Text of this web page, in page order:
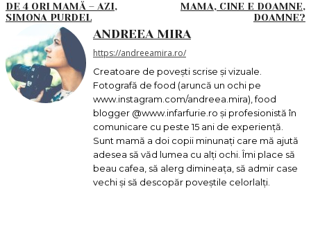
DE 4 ORI MAMĂ – AZI,
SIMONA PURDEL
MAMA, CINE E DOAMNE,
DOAMNE?
ANDREEA MIRA
https://andreeamira.ro/
Creatoare de povești scrise și vizuale.
Fotografă de food (aruncă un ochi pe
www.instagram.com/andreea.mira), food
blogger @www.infarfurie.ro și profesionistă în
comunicare cu peste 15 ani de experiență.
Sunt mamă a doi copii minunați care mă ajută
adesea să văd lumea cu alți ochi. Îmi place să
beau cafea, să alerg dimineața, să admir case
vechi și să descopăr poveștile celorlalți.